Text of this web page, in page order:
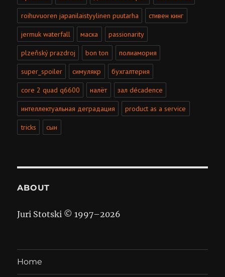
roihuvuoren japanilaistyylinen puutarha стивен кинг
jermuk waterfall маска passionarity
plzeňský prazdroj bon ton полиамория
super_spoiler симулякр бухгалтерия
core 2 quad q6600 налёт зал décadence
интеллектуальная деградация product as a service
tricks сын
ABOUT
Juri Stotski © 1997–2026
Home